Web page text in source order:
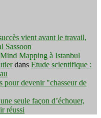
vient avant le travail,
Sassoon
Mapping à Istanbul
dans Etude scientifique :
pour devenir "chasseur de
seule façon d’échouer,
réussi